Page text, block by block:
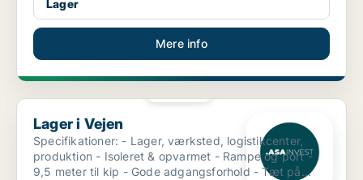
Lager
Mere info
Lager i Vejen
Lager i Vejen
Specifikationer: - Lager, værksted, logistikcenter,
produktion - Isoleret & opvarmet - Rampe og port -
9,5 meter til kip - Gode adgangsforhold - Tæt på...